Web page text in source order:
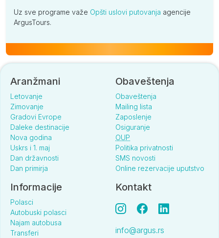
Uz sve programe važe Opšti uslovi putovanja agencije
ArgusTours.
Aranžmani
Letovanje
Zimovanje
Gradovi Evrope
Daleke destinacije
Nova godina
Uskrs i 1. maj
Dan državnosti
Dan primirja
Obaveštenja
Obaveštenja
Mailing lista
Zaposlenje
Osiguranje
OUP
Politika privatnosti
SMS novosti
Online rezervacije uputstvo
Informacije
Polasci
Autobuski polasci
Najam autobusa
Transferi
Kontakt
info@argus.rs